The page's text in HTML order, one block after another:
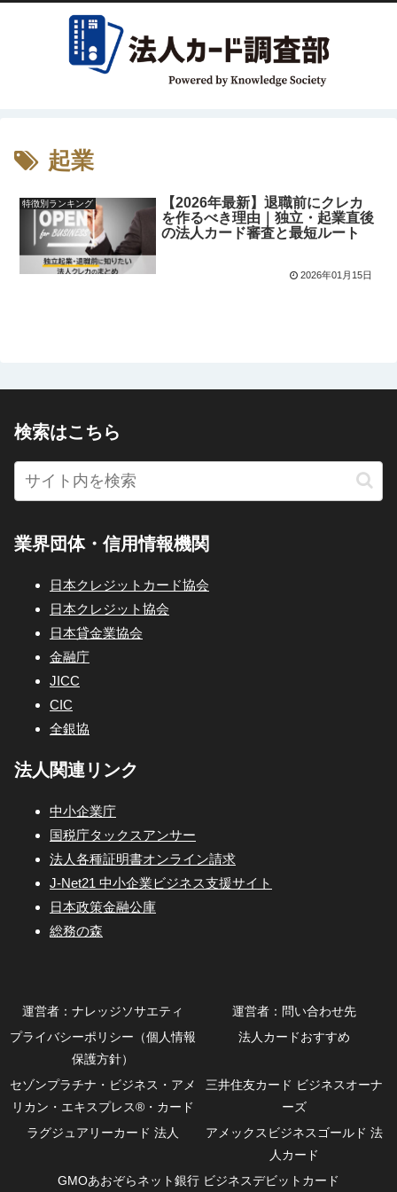
起業
特徴別ランキング
【2026年最新】退職前にクレカ
を作るべき理由｜独立・起業直後
の法人カード審査と最短ルート
2026年01月15日
検索はこちら
業界団体・信用情報機関
日本クレジットカード協会
日本クレジット協会
日本貸金業協会
金融庁
JICC
CIC
全銀協
法人関連リンク
中小企業庁
国税庁タックスアンサー
法人各種証明書オンライン請求
J-Net21 中小企業ビジネス支援サイト
日本政策金融公庫
総務の森
運営者：ナレッジソサエティ
運営者：問い合わせ先
プライバシーポリシー（個人情報
保護方針）
法人カードおすすめ
セゾンプラチナ・ビジネス・アメ
リカン・エキスプレス®・カード
三井住友カード ビジネスオーナ
ーズ
ラグジュアリーカード 法人
アメックスビジネスゴールド 法
人カード
GMOあおぞらネット銀行 ビジネスデビットカード